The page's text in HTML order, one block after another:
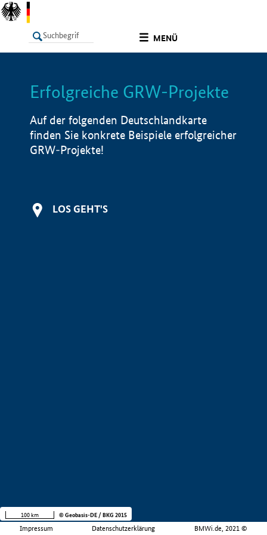
MENÜ
LISTE Info
Erfolgreiche GRW-Projekte
Auf der folgenden Deutschlandkarte
finden Sie konkrete Beispiele erfolgreicher
GRW-Projekte!
LOS GEHT'S
Impressum Datenschutzerklärung BMWi.de, 2021 ©
100 km © Geobasis-DE / BKG 2015